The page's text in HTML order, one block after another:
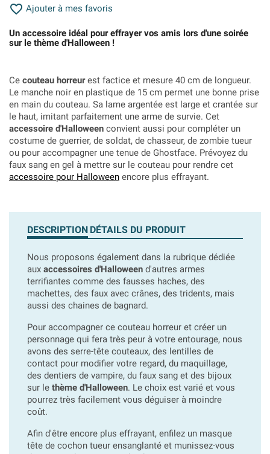
 Ajouter à mes favoris
Un accessoire idéal pour effrayer vos amis lors d'une soirée
sur le thème d'Halloween !
Ce couteau horreurest factice et mesure 40 cm de longueur.
Le manche noir en plastique de 15 cm permet une bonne prise
en main du couteau. Sa lame argentée est large et crantée sur
le haut, imitant parfaitement une arme de survie. Cet
accessoire d'Halloween convient aussi pour compléter un
costume de guerrier, de soldat, de chasseur, de zombie tueur
ou pour accompagner une tenue de Ghostface. Prévoyez du
faux sang en gel à mettre sur le couteau pour rendre cet
accessoire pour Halloween encore plus effrayant.
DESCRIPTION DÉTAILS DU PRODUIT
Nous proposons également dans la rubrique dédiée
aux accessoires d'Halloween d'autres armes
terrifiantes comme des fausses haches, des
machettes, des faux avec crânes, des tridents, mais
aussi des chaines de bagnard.
Pour accompagner ce couteau horreur et créer un
personnage qui fera très peur à votre entourage, nous
avons des serre-tête couteaux, des lentilles de
contact pour modifier votre regard, du maquillage,
des dentiers de vampire, du faux sang et des bijoux
sur le thème d'Halloween. Le choix est varié et vous
pourrez très facilement vous déguiser à moindre
coût.
Afin d'être encore plus effrayant, enfilez un masque
tête de cochon tueur ensanglanté et munissez-vous